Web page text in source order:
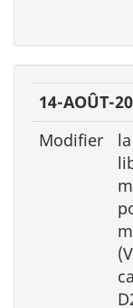
14-AOÛT-
Modifier